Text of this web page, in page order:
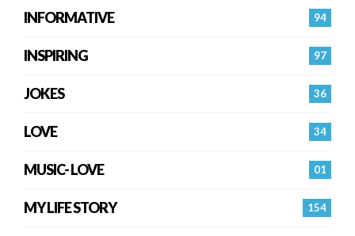
94
INFORMATIVE
97
INSPIRING
36
JOKES
34
LOVE
01
MUSIC- LOVE
154
MY LIFE STORY